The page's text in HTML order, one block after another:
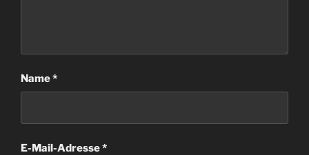
Name*
E-Mail-Adresse*